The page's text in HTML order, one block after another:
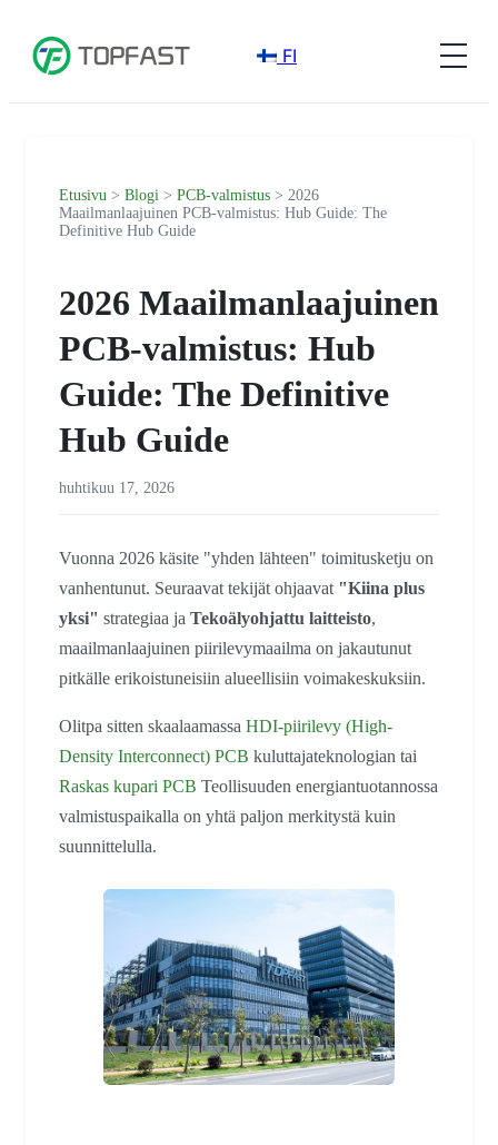
FI
Etusivu > Blogi > PCB-valmistus > 2026
Maailmanlaajuinen PCB-valmistus: Hub Guide: The
Definitive Hub Guide
2026 Maailmanlaajuinen
PCB-valmistus: Hub
Guide: The Definitive
Hub Guide
huhtikuu 17, 2026
Vuonna 2026 käsite "yhden lähteen" toimitusketju on
vanhentunut. Seuraavat tekijät ohjaavat "Kiina plus
yksi" strategiaa ja Tekoälyohjattu laitteisto,
maailmanlaajuinen piirilevymaailma on jakautunut
pitkälle erikoistuneisiin alueellisiin voimakeskuksiin.
Olitpa sitten skaalaamassa HDI-piirilevy (High-
Density Interconnect) PCB kuluttajateknologian tai
Raskas kupari PCB Teollisuuden energiantuotannossa
valmistuspaikalla on yhtä paljon merkitystä kuin
suunnittelulla.